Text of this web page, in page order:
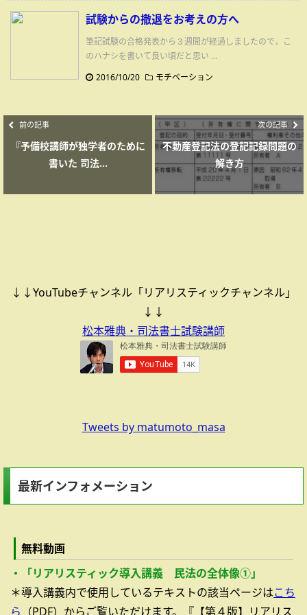
試験からの撤退をお考えの方へ
筆記試験の合格発表から３週間が経過しましたので，こ
のハナシを書いて良い頃だと思い ...
2016/10/20
モチベーション
前の記事
『予備校講師が独学者のために
書いた 司法...
次の記事
不動産登記法の登記記録問題の
解き方
↓↓YouTubeチャンネル「リアリスティックチャンネル」
↓↓
松本雅典・司法書士試験講師
Tweets by matumoto_masa
最新インフォメーション
無料動画
・「リアリスティック導入講義 民法の全体像①」
＊導入講義内で使用しているテキストの該当ページはこち
ら （PDF）からご覧いただけます。『【第４版】リアリス